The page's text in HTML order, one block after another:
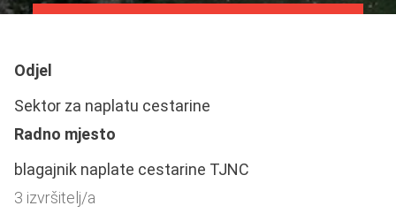
Odjel
Sektor za naplatu cestarine
Radno mjesto
blagajnik naplate cestarine TJNC
3 izvršitelj/a